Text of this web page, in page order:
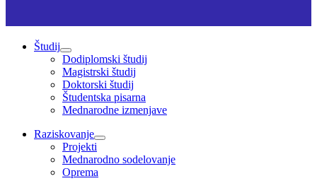
Študij
Dodiplomski študij
Magistrski študij
Doktorski študij
Študentska pisarna
Mednarodne izmenjave
Raziskovanje
Projekti
Mednarodno sodelovanje
Oprema